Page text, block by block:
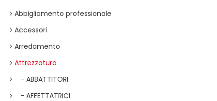
Abbigliamento professionale
Accessori
Arredamento
Attrezzatura
- ABBATTITORI
- AFFETTATRICI